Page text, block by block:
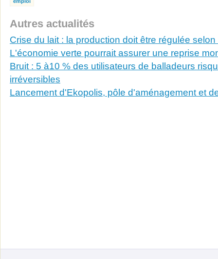
Autres actualités
Crise du lait : la production doit être régulée
L'économie verte pourrait assurer une reprise
Bruit : 5 à10 % des utilisateurs de balladeurs
irréversibles
Lancement d'Ekopolis, pôle d'aménagement et